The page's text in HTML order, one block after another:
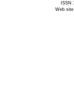
ISSN
Web